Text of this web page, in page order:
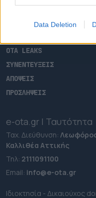
Data Deletion
ΕΠΙΚΑΙΡΟΤΗΤΑ
OTA LEAKS
ΣΥΝΕΝΤΕΥΞΕΙΣ
ΑΠΟΨΕΙΣ
ΠΡΟΣΛΗΨΕΙΣ
e-ota.gr | Ταυτότητα
Ταχ. Διεύθυνση: Λεωφόρος
Καλλιθέα Αττικής
Τηλ: 2111091100
Εmail: info@e-ota.gr
Ιδιοκτησία - Δικαιούχος